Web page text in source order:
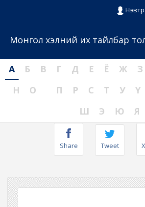
Монгол хэлний их тайлбар
А Б В Г Д Е Ё Ж З
Н
О П Р С Т У Ү
Ш
Э Ю Я
Share Tweet